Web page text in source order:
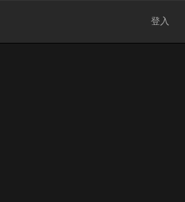
登入